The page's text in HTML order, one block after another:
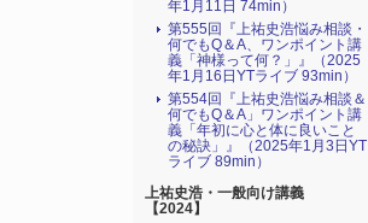
年1月11日 74min）
第555回『上祐史浩悩み相談・
何でもQ＆A、ワンポイント講
義「神様って何？」』（2025
年1月16日YTライブ 93min）
第554回『上祐史浩悩み相談＆
何でもQ＆A」ワンポイント講
義「年初に心と体に良いこと
の秘訣」』（2025年1月3日YT
ライブ 89min）
上祐史浩・一般向け講義
【2024】